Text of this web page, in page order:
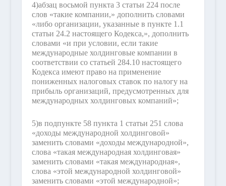
4)абзац восьмой пункта 3 статьи 224 после
слов «такие компании,» дополнить словами
«либо организации, указанные в пункте 1.1
статьи 24.2 настоящего Кодекса,», дополнить
словами «и при условии, если такие
международные холдинговые компании в
соответствии со статьей 284.10 настоящего
Кодекса имеют право на применение
пониженных налоговых ставок по налогу на
прибыль организаций, предусмотренных для
международных холдинговых компаний»;
5)в подпункте 58 пункта 1 статьи 251 слова
«доходы международной холдинговой»
заменить словами «доходы международной»,
слова «такая международная холдинговая»
заменить словами «такая международная»,
слова «этой международной холдинговой»
заменить словами «этой международной»;